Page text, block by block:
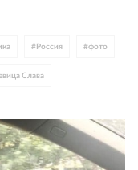
# Россия #фото
Слава